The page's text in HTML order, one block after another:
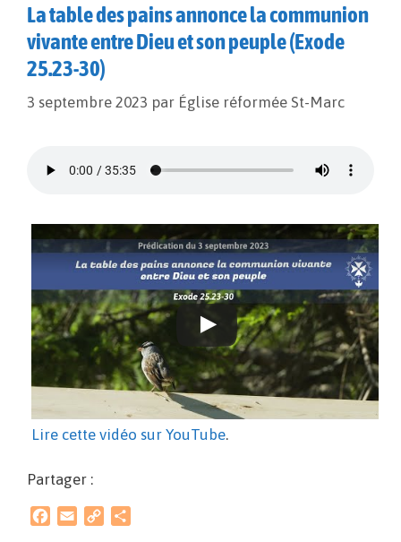
La table des pains annonce la communion
vivante entre Dieu et son peuple (Exode
25.23-30)
3 septembre 2023 par Église réformée St-Marc
Lire cette vidéo sur YouTube.
Partager :